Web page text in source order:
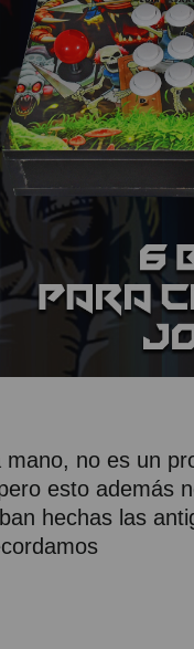
no es un
esto además
hechas las